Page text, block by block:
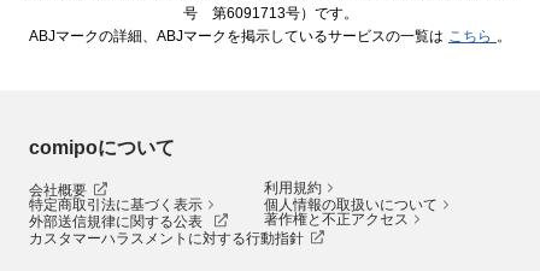
号 第6091713号）です。
ABJマークの詳細、ABJマークを掲示しているサービスの一覧は こちら 。
comipoについて
会社概要
利用規約
特定商取引法に基づく表示
個人情報の取扱いについて
外部送信規律に関する公表
著作権と不正アクセス
カスタマーハラスメントに対する行動指針